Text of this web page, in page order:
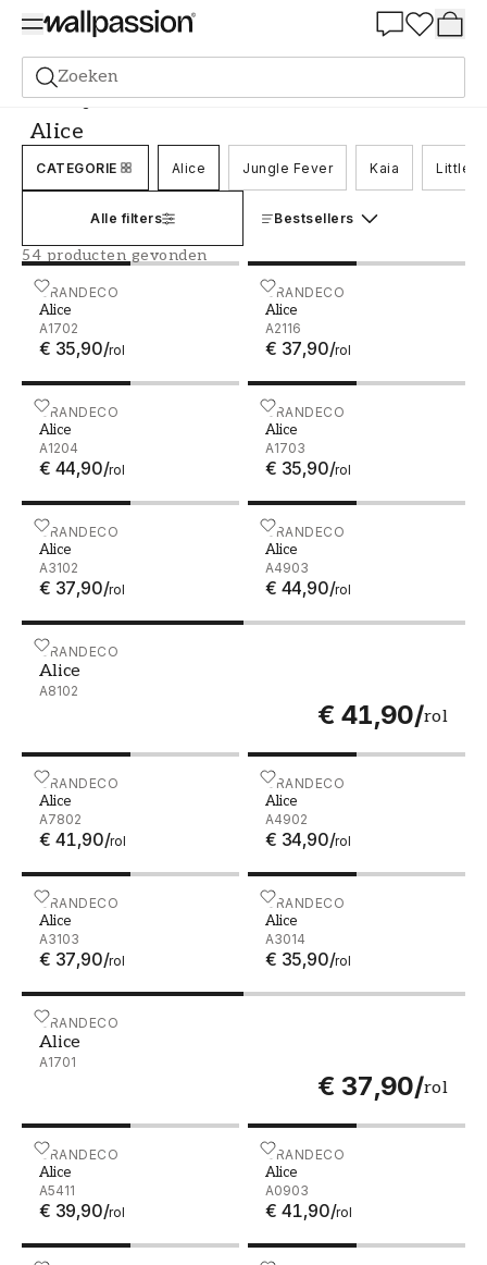
Zoeken
Behang Merk Grandeco Alice
Alice
CATEGORIE Alice Jungle Fever Kaia Little
Alle filters Bestsellers
54 producten gevonden
GRANDECO
Alice
A1702
€ 35,90/rol
Alice - A1702 GRANDECO
Alice
A2116
€ 37,90/rol
Alice - A2116
GRANDECO
Alice
A1204
€ 44,90/rol
Alice - A1204 GRANDECO
Alice
A1703
€ 35,90/rol
Alice - A1703
GRANDECO
Alice
A3102
€ 37,90/rol
Alice - A3102 GRANDECO
Alice
A4903
€ 44,90/rol
Alice - A4903
GRANDECO
Alice
A8102
€ 41,90/rol
Alice - A8102
GRANDECO
Alice
A7802
€ 41,90/rol
Alice - A7802 GRANDECO
Alice
A4902
€ 34,90/rol
Alice - A4902
GRANDECO
Alice
A3103
€ 37,90/rol
Alice - A3103 GRANDECO
Alice
A3014
€ 35,90/rol
Alice - A3014
GRANDECO
Alice
A1701
€ 37,90/rol
Alice - A1701
GRANDECO
Alice
A5411
€ 39,90/rol
Alice - A5411 GRANDECO
Alice
A0903
€ 41,90/rol
Alice - A0903